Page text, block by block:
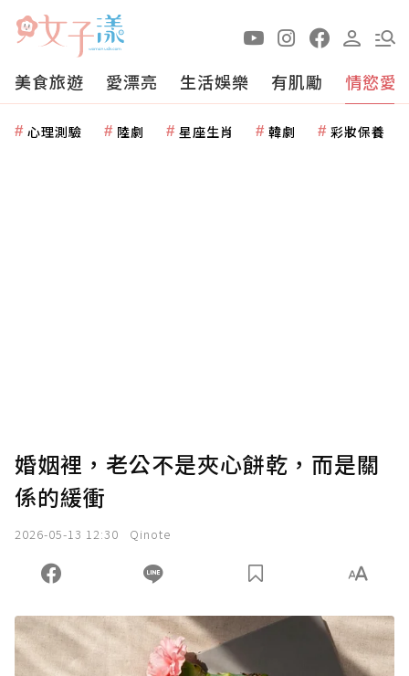
美食旅遊 愛漂亮 生活娛樂 有肌勵 情慾愛
心理測驗 陸劇 星座生肖 韓劇 彩妝保養
婚姻裡，老公不是夾心餅乾，而是關
係的緩衝
2026-05-13 12:30 Qinote